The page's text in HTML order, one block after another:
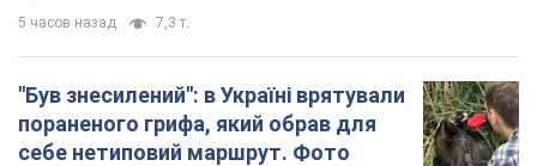
5 часов назад 7,3 т.
"Був знесилений": в Україні врятували
пораненого грифа, який обрав для
себе нетиповий маршрут. Фото